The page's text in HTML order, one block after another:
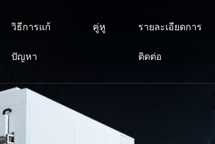
วิธีการแก้
ปัญหา
คู่หู รายละเอียดการ
ติดต่อ